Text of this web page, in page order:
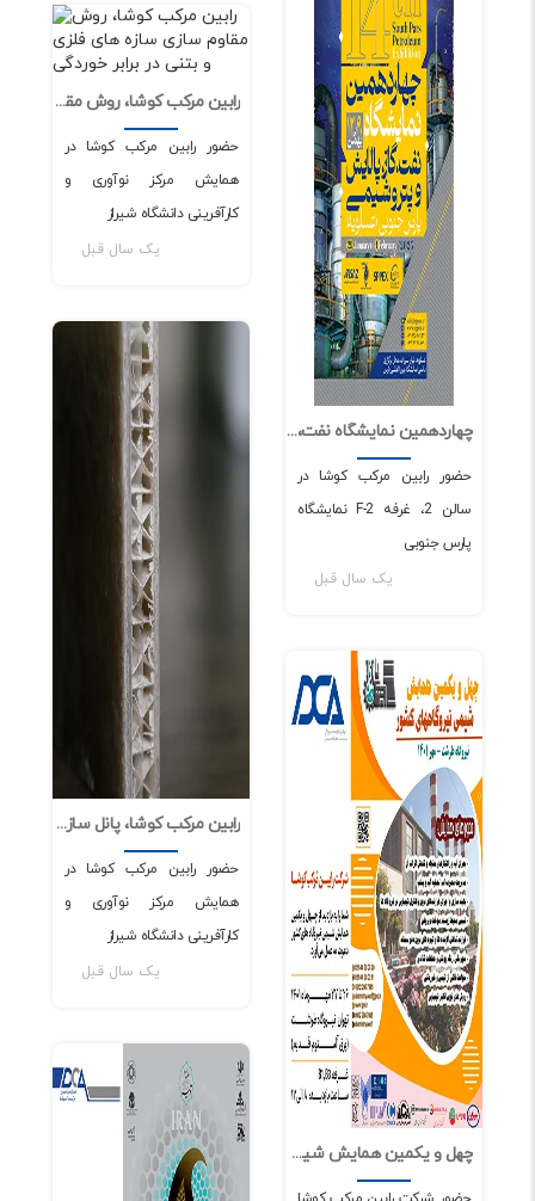
2772
چهاردهمین نمایشگاه نفت، گاز، پالایش و پتروشیمی پارس جنوبی
حضور رابین مرکب کوشا در
سالن 2، غرفه F-2 نمایشگاه
پارس جنوبی
یک سال قبل
2944
رابین مرکب کوشا، روش مقاوم سازی سازه های فلزی و بتنی در برابر خوردگی
حضور رابین مرکب کوشا در
همایش مرکز نوآوری و
کارآفرینی دانشگاه شیراز
یک سال قبل
3464
رابین مرکب کوشا، پانل سازه ای کامپوزیتی ساندویچی مقاوم به خوردگی
حضور رابین مرکب کوشا در
همایش مرکز نوآوری و
کارآفرینی دانشگاه شیراز
یک سال قبل
3698
چهل و یکمین همایش شیمی نیروگاههای کشور